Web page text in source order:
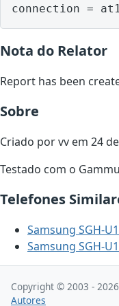
Nota do Relator
Report has been
Sobre
Criado por vv em 24
Testado com o
Telefones
Samsung SGH-
Samsung SGH-
Copyright © 2003 - 2026
Autores